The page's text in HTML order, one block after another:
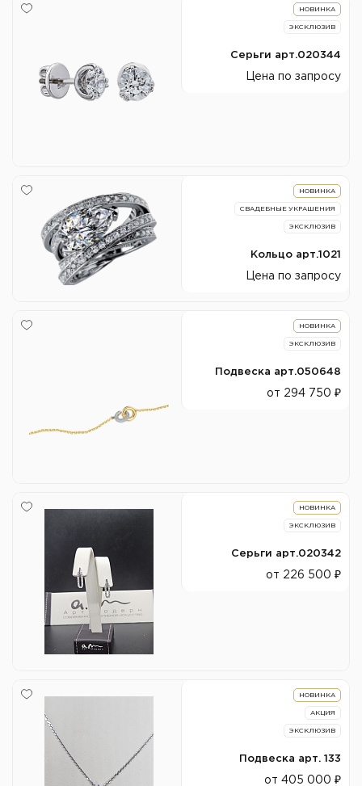
НОВИНКА
ЭКСКЛЮЗИВ
Серьги арт.020344
Цена по запросу
НОВИНКА
СВАДЕБНЫЕ УКРАШЕНИЯ
ЭКСКЛЮЗИВ
Кольцо арт.1021
Цена по запросу
НОВИНКА
ЭКСКЛЮЗИВ
Подвеска арт.050648
от 294 750 ₽
НОВИНКА
ЭКСКЛЮЗИВ
Серьги арт.020342
от 226 500 ₽
НОВИНКА
АКЦИЯ
ЭКСКЛЮЗИВ
Подвеска арт. 133
от 405 000 ₽